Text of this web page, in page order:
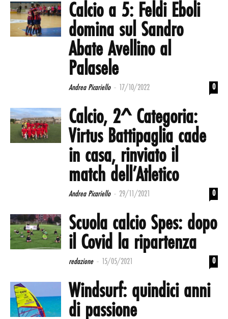
Calcio a 5: Feldi Eboli
domina sul Sandro
Abate Avellino al
Palasele
Andrea Picariello - 17/10/2022 0
Calcio, 2^ Categoria:
Virtus Battipaglia cade
in casa, rinviato il
match dell’Atletico
Andrea Picariello - 29/11/2021 0
Scuola calcio Spes: dopo
il Covid la ripartenza
redazione - 15/05/2021 0
Windsurf: quindici anni
di passione